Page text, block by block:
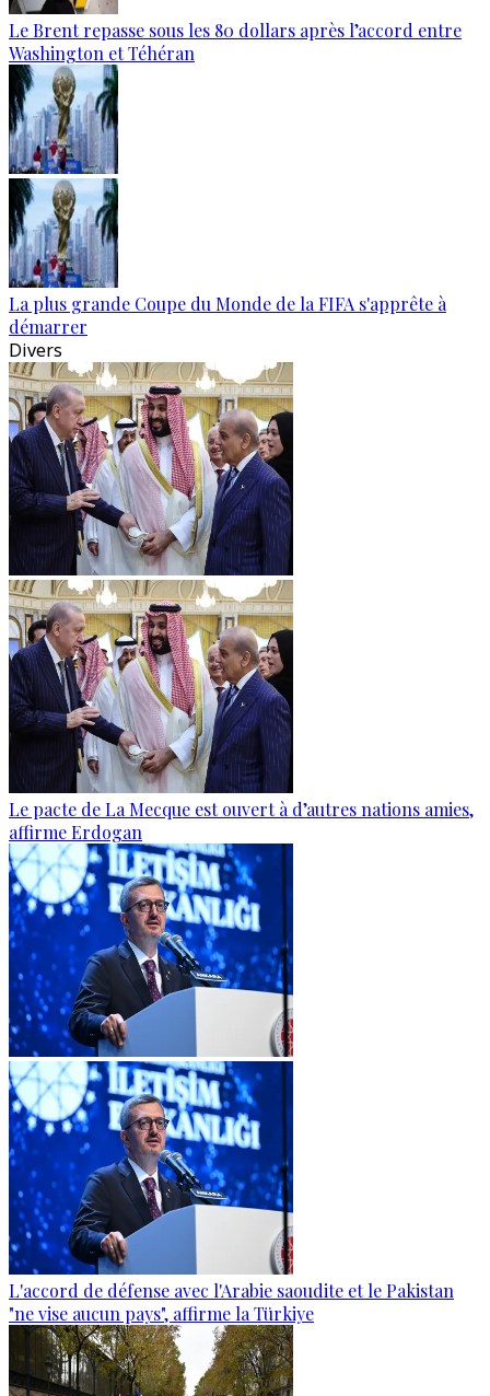
Le Brent repasse sous les 80 dollars après l’accord entre
Washington et Téhéran
La plus grande Coupe du Monde de la FIFA s'apprête à
démarrer
Divers
Le pacte de La Mecque est ouvert à d’autres nations amies,
affirme Erdogan
L'accord de défense avec l'Arabie saoudite et le Pakistan
"ne vise aucun pays", affirme la Türkiye